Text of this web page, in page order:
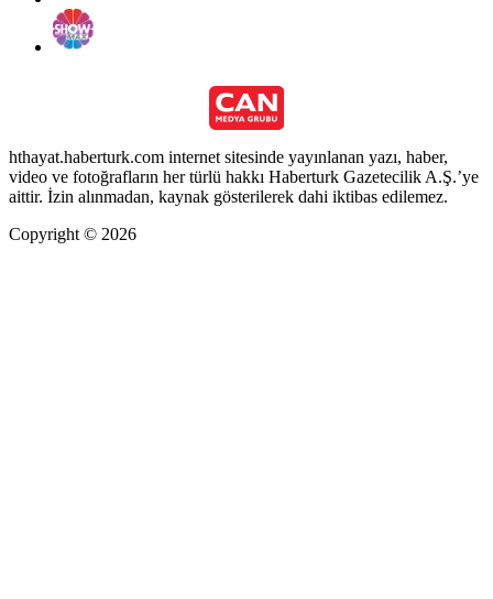
hthayat.haberturk.com internet sitesinde yayınlanan yazı, haber,
video ve fotoğrafların her türlü hakkı Haberturk Gazetecilik A.Ş.’ye
aittir. İzin alınmadan, kaynak gösterilerek dahi iktibas edilemez.
Copyright © 2026